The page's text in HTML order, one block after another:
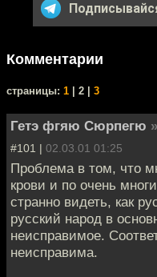
Комментарии
cтраницы: 1 | 2 | 3
Гетэ фгяю Сюрпегю »
#101 | 02.03.01 01:25
Проблема в том, что
крови и по очень
странно видеть, как
русский народ в
неисправимое.
неисправима.